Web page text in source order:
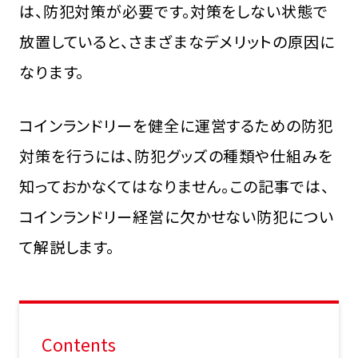
は、防犯対策が必要です。対策をしない状態で
放置していると、さまざまなデメリットの原因に
なります。
コインランドリーを健全に運営するための防犯
対策を行うには、防犯グッズの種類や仕組みを
知っておかなくてはなりません。この記事では、
コインランドリー経営に欠かせない防犯につい
て解説します。
Contents